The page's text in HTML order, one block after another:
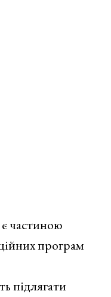
є частиною
програм
підлягати